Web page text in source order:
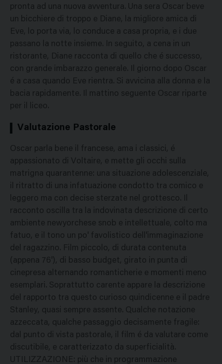
pronta ad una nuova avventura. Una sera Oscar beve
un bicchiere di troppo e Diane, la migliore amica di
Eve, lo porta via, lo conduce a casa propria, e i due
passano la notte insieme. In seguito, a cena in un
ristorante, Diane racconta di quello che é successo,
con grande imbarazzo generale. Il giorno dopo Oscar
é a casa quando Eve rientra. Si avvicina alla donna e la
bacia rapidamente. Il mattino seguente Oscar riparte
per il liceo.
Valutazione Pastorale
Oscar parla bene il francese, ama i classici, é
appassionato di Voltaire, e mette gli occhi sulla
matrigna quarantenne: una situazione adolescenziale,
il ritratto di una infatuazione condotto tra comico e
leggero ma con decise sterzate nel grottesco. Il
racconto oscilla tra la indovinata descrizione di certo
ambiente newyorchese snob e intellettuale, colto ma
fatuo, e il tono un po' favolistico dell'immaginazione
del ragazzino. Film piccolo, di durata contenuta
(appena 76'), di basso budget, girato in punta di
cinepresa alternando romanticherie e momenti meno
esemplari. Soprattutto carente appare la descrizione
del rapporto tra questo curioso quindicenne e il padre
Stanley, quasi sempre assente. Qualche notazione
azzeccata, qualche passaggio decisamente fragile:
dal punto di vista pastorale, il film é da valutare come
discutibile, e caratterizzato da superficialità.
UTILIZZAZIONE: più che in programmazione